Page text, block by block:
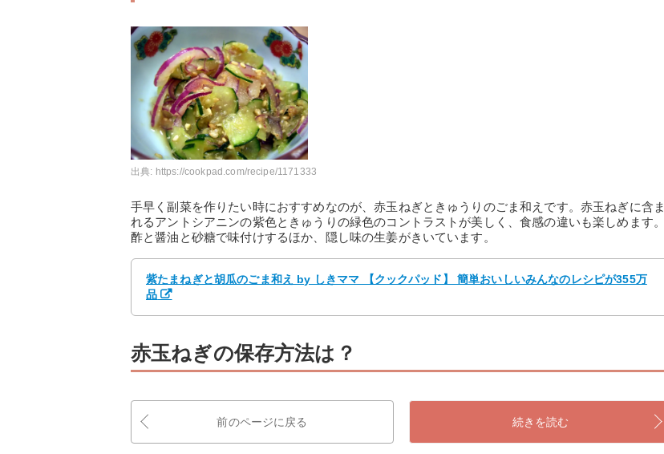
出典: https://cookpad.com/recipe/1171333
手早く副菜を作りたい時におすすめなのが、赤玉ねぎときゅうりのごま和えです。赤玉ねぎに含ま
れるアントシアニンの紫色ときゅうりの緑色のコントラストが美しく、食感の違いも楽しめます。
酢と醤油と砂糖で味付けするほか、隠し味の生姜がきいています。
紫たまねぎと胡瓜のごま和え by しきママ 【クックパッド】 簡単おいしいみんなのレシピが355万
品
赤玉ねぎの保存方法は？
前のページに戻る 続きを読む